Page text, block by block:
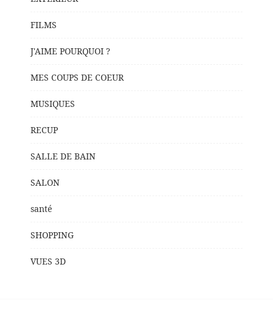
FILMS
J'AIME POURQUOI ?
MES COUPS DE COEUR
MUSIQUES
RECUP
SALLE DE BAIN
SALON
santé
SHOPPING
VUES 3D